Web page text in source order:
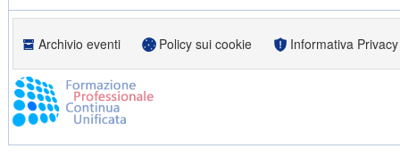
Archivio eventi Policy sui cookie Informativa Privacy